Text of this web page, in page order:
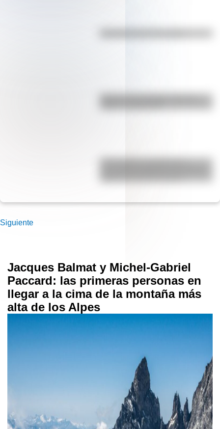
Bandera de Colombia: historia,
origen y significado
17 de agosto: actividades y
segundo ciclo de primaria
Siguiente
Jacques Balmat y Michel-Gabriel
Paccard: las primeras personas en
llegar a la cima de la montaña más
alta de los Alpes